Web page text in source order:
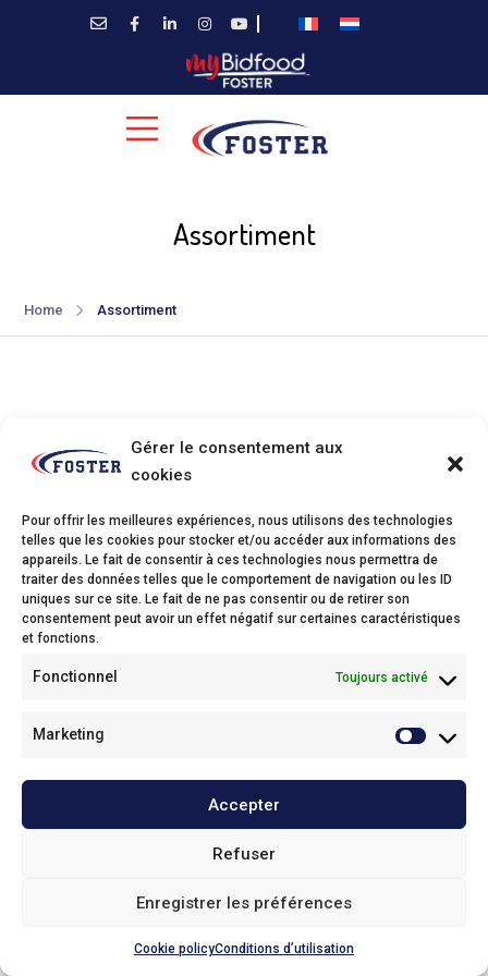
Gérer le consentement aux
cookies
Pour offrir les meilleures expériences, nous utilisons des technologies
telles que les cookies pour stocker et/ou accéder aux informations des
appareils. Le fait de consentir à ces technologies nous permettra de
traiter des données telles que le comportement de navigation ou les ID
uniques sur ce site. Le fait de ne pas consentir ou de retirer son
consentement peut avoir un effet négatif sur certaines caractéristiques
et fonctions.
Fonctionnel Toujours activé
Marketing
Accepter
Refuser
Enregistrer les préférences
Cookie policyConditions d’utilisation
Assortiment
Home Assortiment
Foster
Oude Baan 1c,
2800 Mechelen
Email:info@foster.bidfood.be
Enlèvement
© 2025Foster
Haut de page